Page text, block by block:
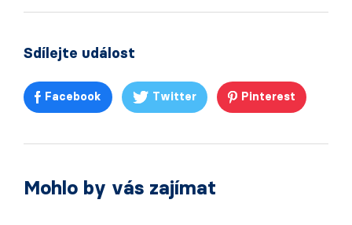
Sdílejte událost
Facebook Twitter Pinterest
Mohlo by vás zajímat